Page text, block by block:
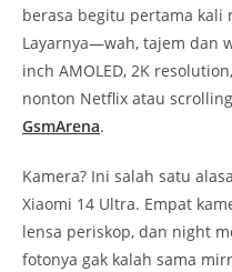
berasa begitu pertama kali
Layarnya—wah, tajem dan
inch AMOLED, 2K
nonton Netflix atau
GsmArena.
Kamera? Ini salah satu
Xiaomi 14 Ultra. Empat
lensa periskop, dan night
fotonya gak kalah sama